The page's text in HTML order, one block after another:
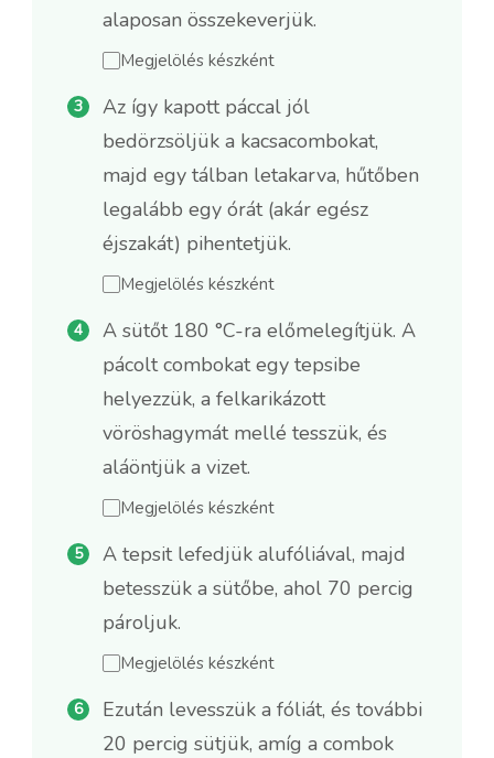
alaposan összekeverjük.
Megjelölés készként
Az így kapott páccal jól
bedörzsöljük a kacsacombokat,
majd egy tálban letakarva, hűtőben
legalább egy órát (akár egész
éjszakát) pihentetjük.
Megjelölés készként
A sütőt 180 °C-ra előmelegítjük. A
pácolt combokat egy tepsibe
helyezzük, a felkarikázott
vöröshagymát mellé tesszük, és
aláöntjük a vizet.
Megjelölés készként
A tepsit lefedjük alufóliával, majd
betesszük a sütőbe, ahol 70 percig
pároljuk.
Megjelölés készként
Ezután levesszük a fóliát, és további
20 percig sütjük, amíg a combok